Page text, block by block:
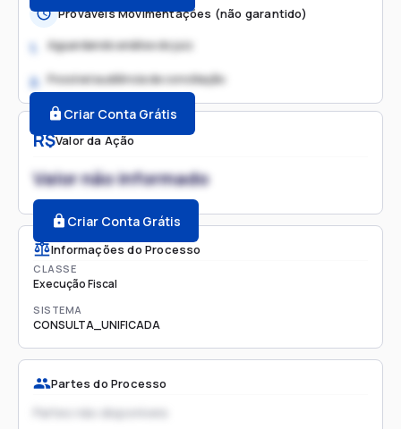
R$Valor da Ação
Valor não informado
Criar Conta Grátis
Informações do Processo
CLASSE
Execução Fiscal
SISTEMA
CONSULTA_UNIFICADA
Partes do Processo
Partes não disponíveis
Prováveis Movimentações (não garantido)
1. Aguardando análise do juiz
2. Possível audiência de conciliação
Criar Conta Grátis